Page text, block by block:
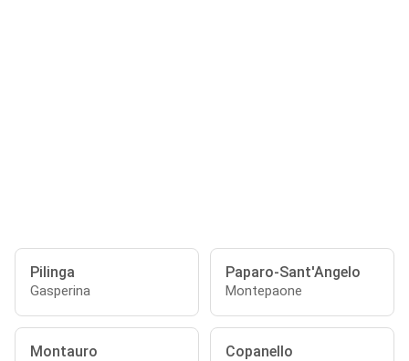
Pilinga
Gasperina
Paparo-Sant'Angelo
Montepaone
Montauro Copanello